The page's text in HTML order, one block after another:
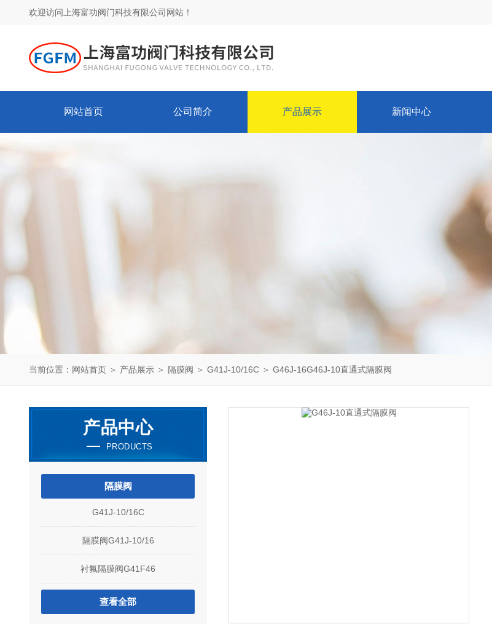
欢迎访问上海富功阀门科技有限公司网站！
网站首页 公司简介 产品展示 新闻中心
当前位置： 网站首页 ＞ 产品展示 ＞ 隔膜阀 ＞ G41J-10/16C ＞ G46J-16G46J-10直通式隔膜阀
产品中心
PRODUCTS
隔膜阀
G41J-10/16C
隔膜阀G41J-10/16
衬氟隔膜阀G41F46
查看全部